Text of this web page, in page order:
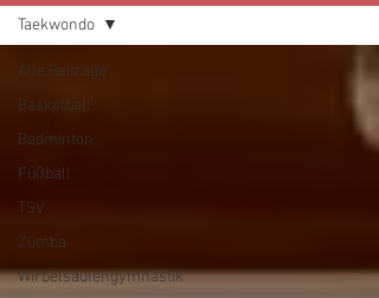
Alle Beiträge
Basketball
Badminton
Fußball
TSV
Zumba
Wirbelsäulengymnastik
Taekwondo